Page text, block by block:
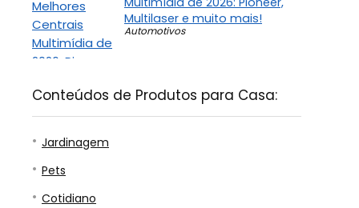
Multilaser e muito mais!
Automotivos
Conteúdos de Produtos para Casa:
Jardinagem
Pets
Cotidiano